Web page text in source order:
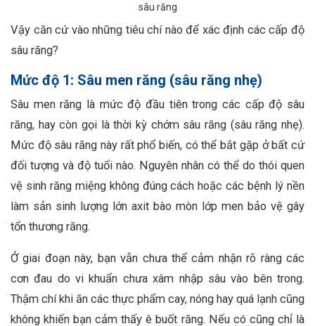
sâu răng
Vậy căn cứ vào những tiêu chí nào để xác định các cấp độ
sâu răng?
Mức độ 1: Sâu men răng (sâu răng nhẹ)
Sâu men răng là mức độ đầu tiên trong các cấp độ sâu
răng, hay còn gọi là thời kỳ chớm sâu răng (sâu răng nhẹ).
Mức độ sâu răng này rất phổ biến, có thể bắt gặp ở bất cứ
đối tượng và độ tuổi nào. Nguyên nhân có thể do thói quen
vệ sinh răng miệng không đúng cách hoặc các bệnh lý nền
làm sản sinh lượng lớn axit bào mòn lớp men bảo vệ gây
tổn thương răng.
Ở giai đoạn này, bạn vẫn chưa thể cảm nhận rõ ràng các
cơn đau do vi khuẩn chưa xâm nhập sâu vào bên trong.
Thậm chí khi ăn các thực phẩm cay, nóng hay quá lạnh cũng
không khiến bạn cảm thấy ê buốt răng. Nếu có cũng chỉ là